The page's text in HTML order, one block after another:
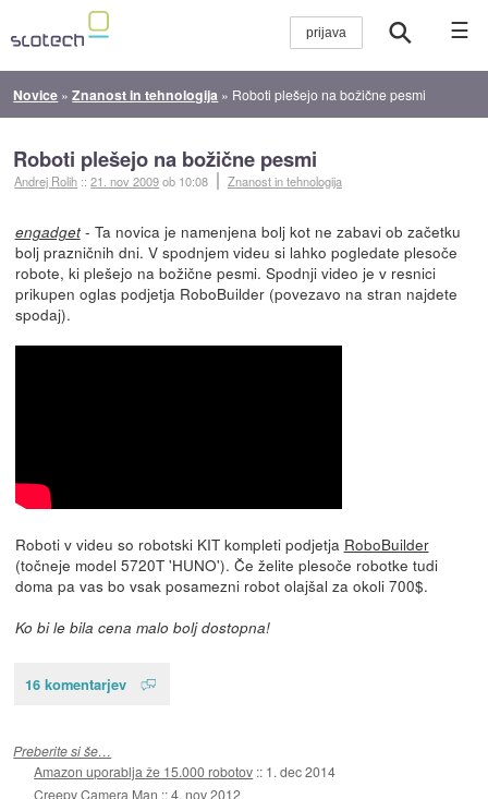
☰
Novice »Znanost in tehnologija » Roboti plešejo na božične pesmi
Roboti plešejo na božične pesmi
Andrej Rolih ::21. nov 2009ob 10:08 Znanost in tehnologija
engadget- Ta novica je namenjena bolj kot ne zabavi ob začetku
bolj prazničnih dni. V spodnjem videu si lahko pogledate plesoče
robote, ki plešejo na božične pesmi. Spodnji video je v resnici
prikupen oglas podjetja RoboBuilder (povezavo na stran najdete
spodaj).
Roboti v videu so robotski KIT kompleti podjetja RoboBuilder
(točneje model 5720T 'HUNO'). Če želite plesoče robotke tudi
doma pa vas bo vsak posamezni robot olajšal za okoli 700$.
Ko bi le bila cena malo bolj dostopna!
16 komentarjev
Preberite si še…
Amazon uporablja že 15.000 robotov :: 1. dec 2014
Creepy Camera Man ::4. nov 2012